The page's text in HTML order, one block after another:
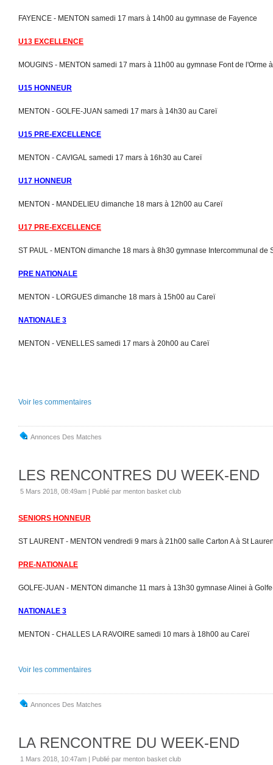
FAYENCE - MENTON samedi 17 mars à 14h00 au gymnase de Fayence
U13 EXCELLENCE
MOUGINS - MENTON samedi 17 mars à 11h00 au gymnase Font de l'Orme
U15 HONNEUR
MENTON - GOLFE-JUAN samedi 17 mars à 14h30 au Careï
U15 PRE-EXCELLENCE
MENTON - CAVIGAL samedi 17 mars à 16h30 au Careï
U17 HONNEUR
MENTON - MANDELIEU dimanche 18 mars à 12h00 au Careï
U17 PRE-EXCELLENCE
ST PAUL - MENTON dimanche 18 mars à 8h30 gymnase Intercommunal de
PRE NATIONALE
MENTON - LORGUES dimanche 18 mars à 15h00 au Careï
NATIONALE 3
MENTON - VENELLES samedi 17 mars à 20h00 au Careï
Voir les commentaires
Annonces Des Matches
LES RENCONTRES DU WEEK-END
5 Mars 2018, 08:49am | Publié par menton basket club
SENIORS HONNEUR
ST LAURENT - MENTON vendredi 9 mars à 21h00 salle Carton A à St
PRE-NATIONALE
GOLFE-JUAN - MENTON dimanche 11 mars à 13h30 gymnase Alinei à
NATIONALE 3
MENTON - CHALLES LA RAVOIRE samedi 10 mars à 18h00 au Careï
Voir les commentaires
Annonces Des Matches
LA RENCONTRE DU WEEK-END
1 Mars 2018, 10:47am | Publié par menton basket club